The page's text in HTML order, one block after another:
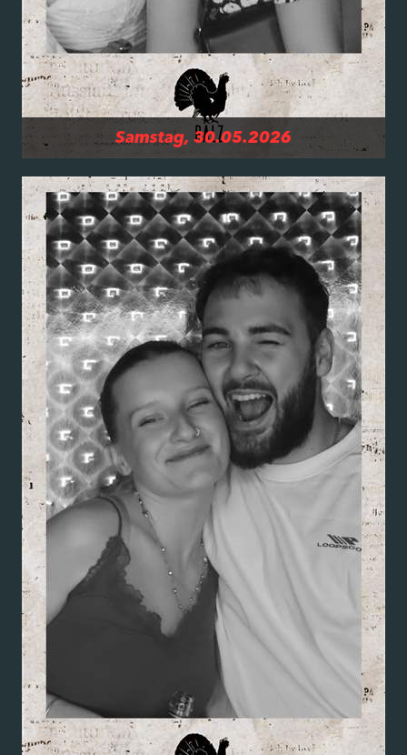
Samstag, 30.05.2026